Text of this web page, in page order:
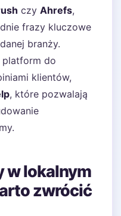
czy Ahrefs,
frazy kluczowe
branży.
do
klientów,
, które pozwalają
w lokalnym
zwrócić